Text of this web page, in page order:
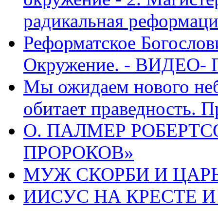
радикальная
Реформатское
Окружение. - ВИДЕО-
Мы ожидаем нового
обитает праведность.
О. ПАЛМЕР
ПРОРОКОВ»
МУЖ СКОРБИ И ЦАРЬ
ИИСУС НА КРЕСТЕ